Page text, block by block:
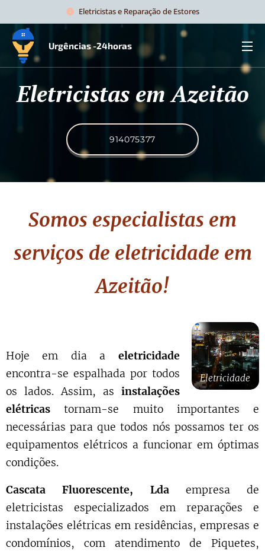
Eletricistas e Reparação de Estores
Urgências -24horas
Eletricistas em Azeitão
914075377
Somos especialistas em
serviços de eletricidade em
Azeitão!
Eletricidade
Hoje em dia a eletricidade
encontra-se espalhada por todos
os lados. Assim, as instalações
elétricas tornam-se muito importantes e
necessárias para que todos nós possamos ter os
equipamentos elétricos a funcionar em óptimas
condições.
Cascata Fluorescente, Ldaempresa de
eletricistas especializados em reparações e
instalações elétricas em residências, empresas e
condomínios, com atendimento de Piquetes,